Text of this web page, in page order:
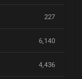
227
6,140
4,436